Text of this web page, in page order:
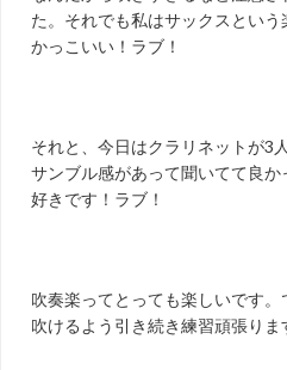
た。それでも私はサックスとい
かっこいい！ラブ！
それと、今日はクラリネットが3
サンブル感があって聞いてて良
好きです！ラブ！
吹奏楽ってとっても楽しいです
吹けるよう引き続き練習頑張りま